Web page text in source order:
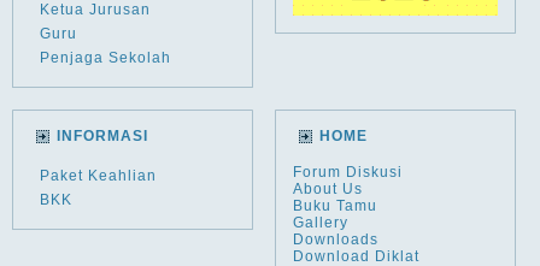
Ketua Jurusan
Guru
Penjaga Sekolah
INFORMASI
Paket Keahlian
BKK
HOME
Forum Diskusi
About Us
Buku Tamu
Gallery
Downloads
Download Diklat